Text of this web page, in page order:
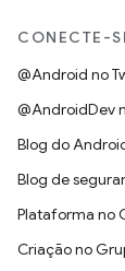
CONECTE-
@Android no
@AndroidDev
Blog do
Blog de
Plataforma no
Criação no